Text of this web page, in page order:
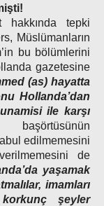
hakkında tepki
Müslümanların
bu bölümlerini
gazetesine
(as) hayatta
Hollanda’dan
ile karşı
edilmemesini
de
yaşamak
imamları
korkunç şeyler